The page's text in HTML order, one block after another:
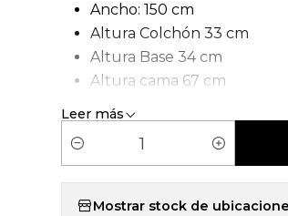
Ancho: 150 cm
Altura Colchón 33 cm
Altura Base 34 cm
Altura cama 67 cm
Tipo de Carcasa: Pocket 5
Leer más
Mostrar stock de